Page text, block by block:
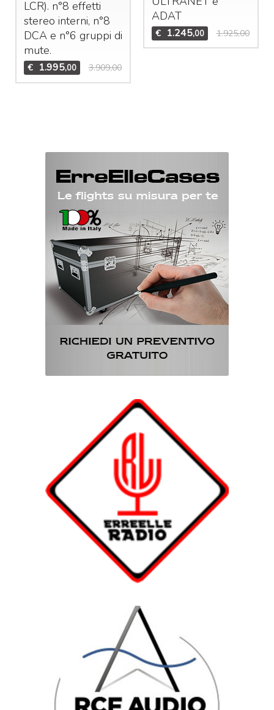
LCR). n°8 effetti
stereo interni, n°8
DCAe n°6 gruppi di
mute.
€ 1.995,00 3.909,00
ADAT
€ 1.245,00 1.925,00